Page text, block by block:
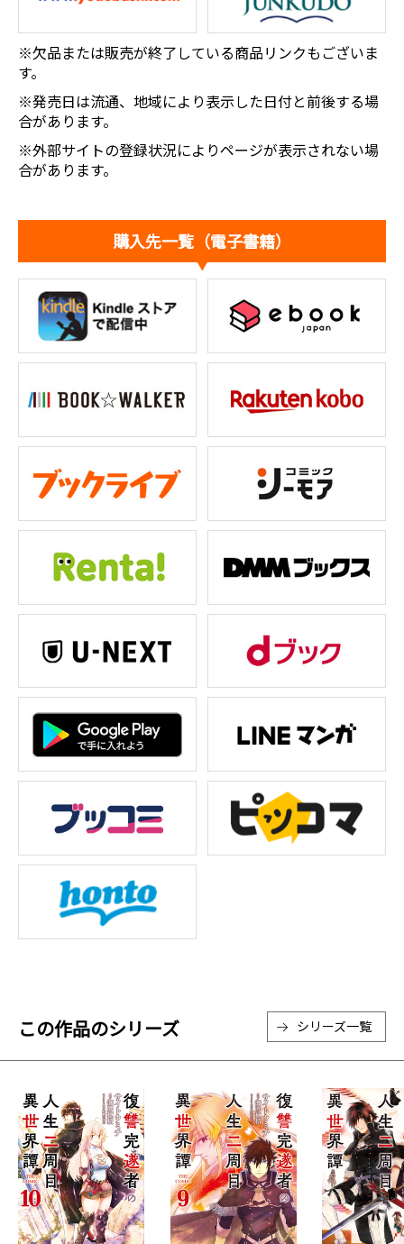
※欠品または販売が終了している商品リンクもございま
す。
※発売日は流通、地域により表示した日付と前後する場
合があります。
※外部サイトの登録状況によりページが表示されない場
合があります。
購入先一覧（電子書籍）
この作品のシリーズ シリーズ一覧